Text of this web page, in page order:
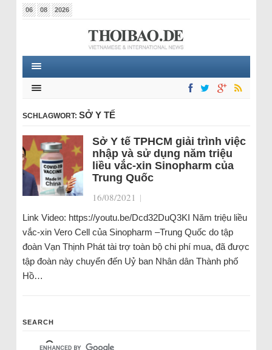
06 08 2026
SCHLAGWORT: SỞ Y TẾ
Sở Y tế TPHCM giải trình việc
nhập và sử dụng năm triệu
liều vắc-xin Sinopharm của
Trung Quốc
16/08/2021 |
Link Video: https://youtu.be/Dcd32DuQ3KI Năm triệu liều
vắc-xin Vero Cell của Sinopharm –Trung Quốc do tập
đoàn Vạn Thịnh Phát tài trợ toàn bộ chi phí mua, đã được
tập đoàn này chuyển đến Uỷ ban Nhân dân Thành phố
Hồ…
SEARCH